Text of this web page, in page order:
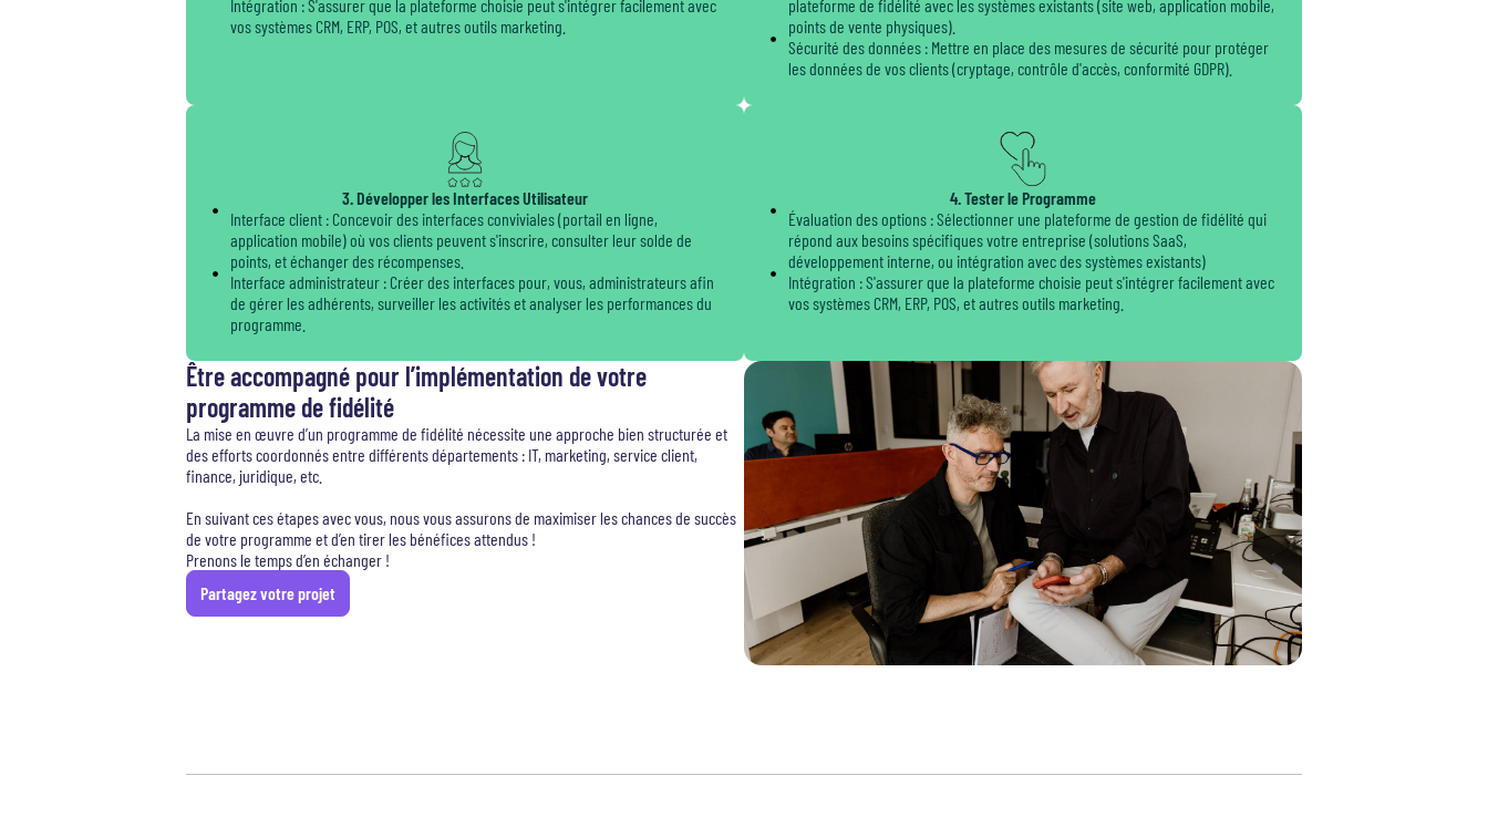
Intégration : S'assurer que la plateforme choisie peut s'intégrer facilement avec
vos systèmes CRM, ERP, POS, et autres outils marketing.
plateforme de fidélité avec les systèmes existants (site web, application mobile,
points de vente physiques).
Sécurité des données : Mettre en place des mesures de sécurité pour protéger
les données de vos clients (cryptage, contrôle d'accès, conformité GDPR).
3. Développer les Interfaces Utilisateur
Interface client : Concevoir des interfaces conviviales (portail en ligne,
application mobile) où vos clients peuvent s'inscrire, consulter leur solde de
points, et échanger des récompenses.
Interface administrateur : Créer des interfaces pour, vous, administrateurs afin
de gérer les adhérents, surveiller les activités et analyser les performances du
programme.
4. Tester le Programme
Évaluation des options : Sélectionner une plateforme de gestion de fidélité qui
répond aux besoins spécifiques votre entreprise (solutions SaaS,
développement interne, ou intégration avec des systèmes existants)
Intégration : S'assurer que la plateforme choisie peut s'intégrer facilement avec
vos systèmes CRM, ERP, POS, et autres outils marketing.
Être accompagné pour l’implémentation de votre
programme de fidélité
La mise en œuvre d’un programme de fidélité nécessite une approche bien structurée et
des efforts coordonnés entre différents départements : IT, marketing, service client,
finance, juridique, etc.
En suivant ces étapes avec vous, nous vous assurons de maximiser les chances de succès
de votre programme et d’en tirer les bénéfices attendus !
Prenons le temps d’en échanger !
Partagez votre projet